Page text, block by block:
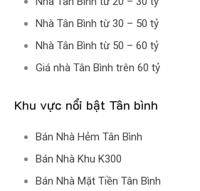
Nhà Tân Bình từ 30 – 50 tỷ
Nhà Tân Bình từ 50 – 60 tỷ
Giá nhà Tân Bình trên 60 tỷ
Khu vực nổi bật Tân bình
Bán Nhà Hẻm Tân Bình
Bán Nhà Khu K300
Bán Nhà Mặt Tiền Tân Bình